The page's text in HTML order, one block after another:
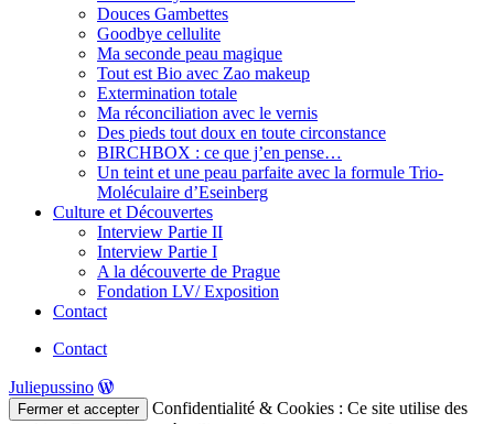
Douces Gambettes
Goodbye cellulite
Ma seconde peau magique
Tout est Bio avec Zao makeup
Extermination totale
Ma réconciliation avec le vernis
Des pieds tout doux en toute circonstance
BIRCHBOX : ce que j’en pense…
Un teint et une peau parfaite avec la formule Trio-
Moléculaire d’Eseinberg
Culture et Découvertes
Interview Partie II
Interview Partie I
A la découverte de Prague
Fondation LV/ Exposition
Contact
Contact
Juliepussino
Confidentialité & Cookies : Ce site utilise des